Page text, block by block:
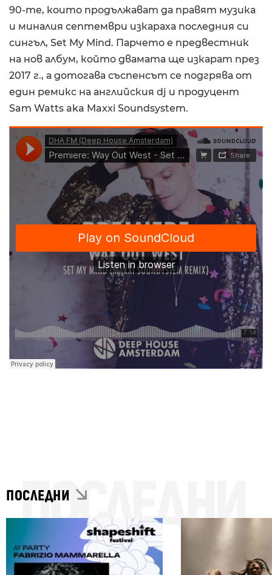
90-те, които продължават да правят музика
и миналия септември изкараха последния си
сингъл, Set My Mind. Парчето е предвестник
на нов албум, който двамата ще изкарат през
2017 г., а дотогава съспенсът се подгрява от
един ремикс на английския dj и продуцент
Sam Watts aka Maxxi Soundsystem.
ПОСЛЕДНИ
ПОСЛЕДНИ